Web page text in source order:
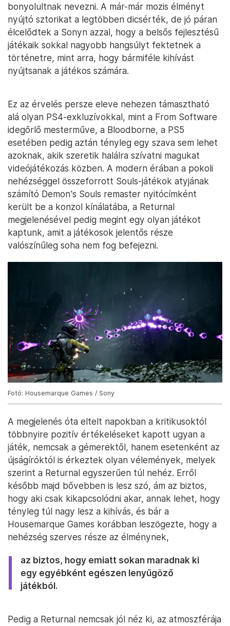
bonyolultnak nevezni. A már-már mozis élményt
nyújtó sztorikat a legtöbben dicsérték, de jó páran
élcelődtek a Sonyn azzal, hogy a belsős fejlesztésű
játékaik sokkal nagyobb hangsúlyt fektetnek a
történetre, mint arra, hogy bármiféle kihívást
nyújtsanak a játékos számára.
Ez az érvelés persze eleve nehezen támasztható
alá olyan PS4-exkluzívokkal, mint a From Software
idegőrlő mesterműve, a Bloodborne, a PS5
esetében pedig aztán tényleg egy szava sem lehet
azoknak, akik szeretik halálra szívatni magukat
videójátékozás közben. A modern érában a pokoli
nehézséggel összeforrott Souls-játékok atyjának
számító Demon's Souls remaster nyitócímként
került be a konzol kínálatába, a Returnal
megjelenésével pedig megint egy olyan játékot
kaptunk, amit a játékosok jelentős része
valószínűleg soha nem fog befejezni.
Fotó: Housemarque Games / Sony
A megjelenés óta eltelt napokban a kritikusoktól
többnyire pozitív értékeléseket kapott ugyan a
játék, nemcsak a gémerektől, hanem esetenként az
újságíróktól is érkeztek olyan vélemények, melyek
szerint a Returnal egyszerűen túl nehéz. Erről
később majd bővebben is lesz szó, ám az biztos,
hogy aki csak kikapcsolódni akar, annak lehet, hogy
tényleg túl nagy lesz a kihívás, és bár a
Housemarque Games korábban leszögezte, hogy a
nehézség szerves része az élménynek,
az biztos, hogy emiatt sokan maradnak ki
egy egyébként egészen lenyűgöző
játékból.
Pedig a Returnal nemcsak jól néz ki, az atmoszférája